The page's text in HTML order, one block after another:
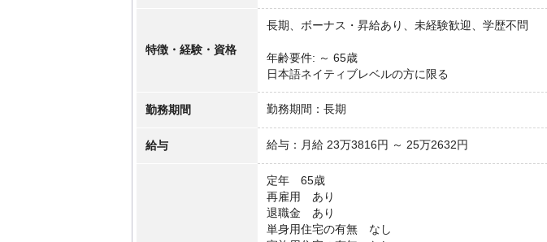
特徴・経験・資格
長期、ボーナス・昇給あり、未経験歓迎、学歴不問
年齢要件: ～ 65歳
日本語ネイティブレベルの方に限る
勤務期間 勤務期間：長期
給与 給与：月給 23万3816円 ～ 25万2632円
定年 65歳
再雇用 あり
退職金 あり
単身用住宅の有無 なし